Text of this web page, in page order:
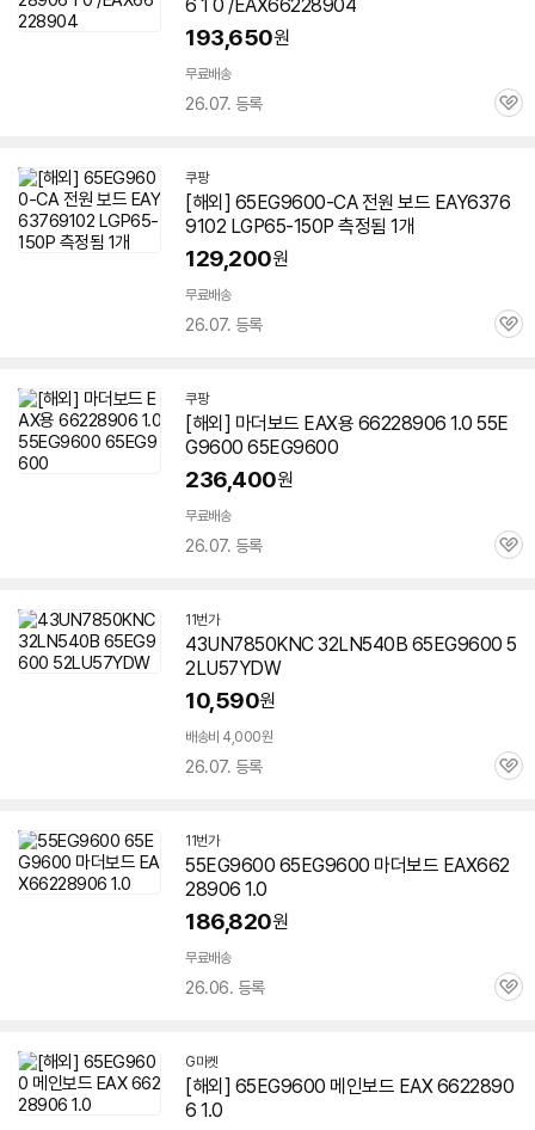
6 1 0 /EAX66228904
193,650원
무료배송
26.07. 등록
관
쿠팡
[해외] 65EG9600-CA 전원 보드 EAY6376
9102 LGP65-150P 측정됨 1개
129,200원
무료배송
26.07. 등록
관
쿠팡
[해외] 마더보드 EAX용 66228906 1.0 55E
G9600 65EG9600
236,400원
무료배송
26.07. 등록
관
11번가
43UN7850KNC 32LN540B 65EG9600 5
2LU57YDW
10,590원
배송비 4,000원
26.07. 등록
관
11번가
55EG9600 65EG9600 마더보드 EAX662
28906 1.0
186,820원
무료배송
26.06. 등록
관
G마켓
[해외] 65EG9600 메인보드 EAX 6622890
6 1.0